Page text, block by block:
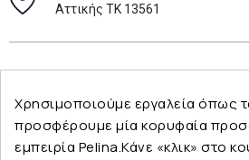
Αττικής ΤΚ 13561
Χρησιμοποιούμε εργαλεία όπως
προσφέρουμε μία κορυφαία
εμπειρία Pelina.Κάνε «κλικ» στο